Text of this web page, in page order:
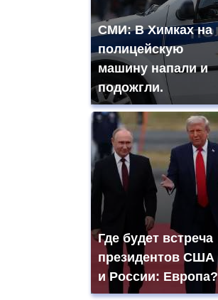
СМИ: В Химках на
полицейскую
машину напали и
подожгли.
Где будет встреча
президентов США
и России: Европа?